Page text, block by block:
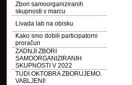
Zbori samoorganiziranih
skupnosti v marcu
Livada lab na obisku
Kako smo dobili participatorni
proračun
ZADNJI ZBORI
SAMOORGANIZIRANIH
SKUPNOSTI V 2022
TUDI OKTOBRA ZBORUJEMO.
VABLJENI!